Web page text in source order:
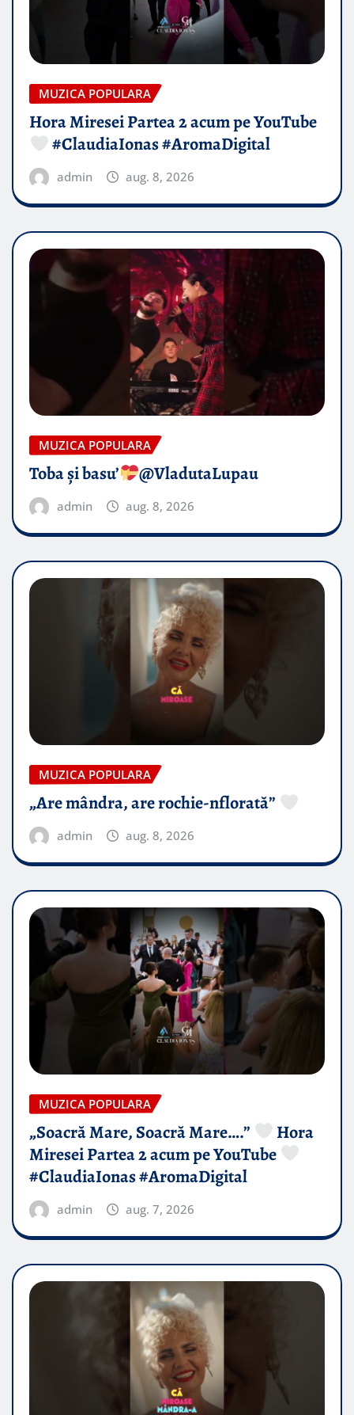
MUZICA POPULARA
Hora Miresei Partea 2 acum pe YouTube
#ClaudiaIonas #AromaDigital
admin aug. 8, 2026
MUZICA POPULARA
Toba și basu’ @VladutaLupau
admin aug. 8, 2026
MUZICA POPULARA
„Are mândra, are rochie-nflorată”
admin aug. 8, 2026
MUZICA POPULARA
„Soacră Mare, Soacră Mare….”
Hora
Miresei Partea 2 acum pe YouTube
#ClaudiaIonas #AromaDigital
admin aug. 7, 2026